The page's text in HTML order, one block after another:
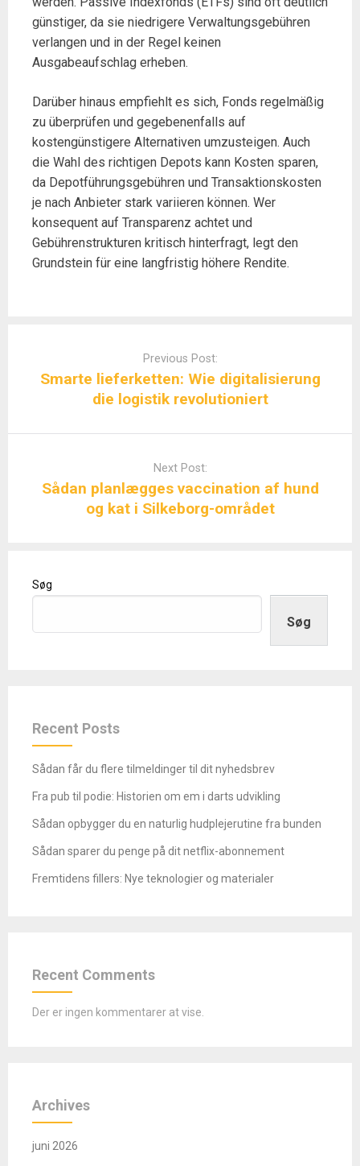
günstiger, da sie niedrigere Verwaltungsgebühren
verlangen und in der Regel keinen
Ausgabeaufschlag erheben.
Darüber hinaus empfiehlt es sich, Fonds regelmäßig
zu überprüfen und gegebenenfalls auf
kostengünstigere Alternativen umzusteigen. Auch
die Wahl des richtigen Depots kann Kosten sparen,
da Depotführungsgebühren und Transaktionskosten
je nach Anbieter stark variieren können. Wer
konsequent auf Transparenz achtet und
Gebührenstrukturen kritisch hinterfragt, legt den
Grundstein für eine langfristig höhere Rendite.
Previous Post:
Smarte lieferketten: Wie digitalisierung
die logistik revolutioniert
Next Post:
Sådan planlægges vaccination af hund
og kat i Silkeborg-området
Søg
Søg
Recent Posts
Sådan får du flere tilmeldinger til dit nyhedsbrev
Fra pub til podie: Historien om em i darts udvikling
Sådan opbygger du en naturlig hudplejerutine fra bunden
Sådan sparer du penge på dit netflix-abonnement
Fremtidens fillers: Nye teknologier og materialer
Recent Comments
Der er ingen kommentarer at vise.
Archives
juni 2026